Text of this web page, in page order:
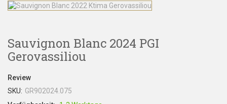
Sauvignon Blanc 2024 PGI
Gerovassiliou
Review
SKU: GR902024.075